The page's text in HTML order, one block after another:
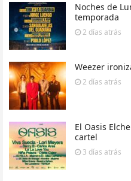
Noches de
temporada
2 días atrás
Weezer
2 días atrás
El Oasis
cartel
3 días atrás